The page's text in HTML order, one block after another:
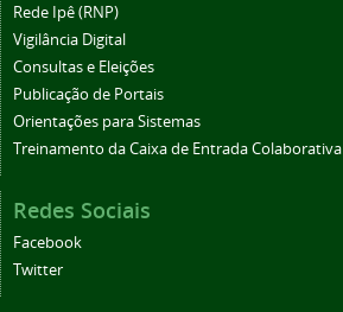
Rede Ipê (RNP)
Vigilância Digital
Consultas e Eleições
Publicação de Portais
Orientações para Sistemas
Treinamento da Caixa de Entrada Colaborativa
Redes Sociais
Facebook
Twitter